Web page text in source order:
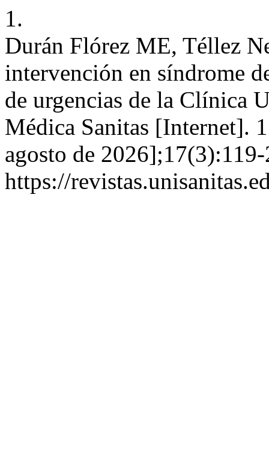
1.
Durán Flórez ME, Téllez
intervención en síndrome
de urgencias de la Clínica
Médica Sanitas [Internet].
agosto de
https://